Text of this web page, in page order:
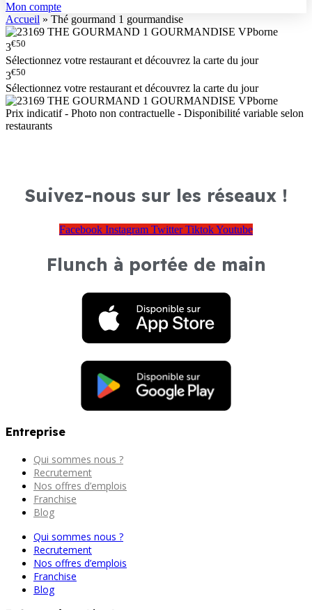
Mon compte
Accueil » Thé gourmand 1 gourmandise
3€50
Sélectionnez votre restaurant et découvrez la carte du jour
3€50
Sélectionnez votre restaurant et découvrez la carte du jour
Prix indicatif - Photo non contractuelle - Disponibilité variable selon
restaurants
Suivez-nous sur les réseaux !
Facebook Instagram Twitter TiktokYoutube
Flunch à portée de main
Entreprise
Qui sommes nous ?
Recrutement
Nos offres d’emplois
Franchise
Blog
Qui sommes nous ?
Recrutement
Nos offres d’emplois
Franchise
Blog